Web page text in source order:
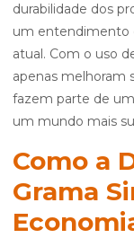
durabilidade dos
um entendimento
atual. Com o uso
apenas melhoram
fazem parte de
um mundo mais
Como a
Grama